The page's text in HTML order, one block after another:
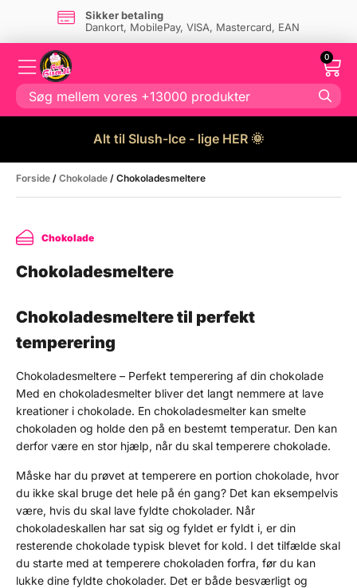
Dansk firma
- og eget lager i Danmark
0
Alt til Slush-Ice - lige HER 🌞
Forside / Chokolade / Chokoladesmeltere
Chokolade
Chokoladesmeltere
Chokoladesmeltere til perfekt
temperering
Chokoladesmeltere – Perfekt temperering af din chokolade
Med en chokoladesmelter bliver det langt nemmere at lave
kreationer i chokolade. En chokoladesmelter kan smelte
chokoladen og holde den på en bestemt temperatur. Den kan
derfor være en stor hjælp, når du skal temperere chokolade.
Måske har du prøvet at temperere en portion chokolade, hvor
du ikke skal bruge det hele på én gang? Det kan eksempelvis
være, hvis du skal lave fyldte chokolader. Når
chokoladeskallen har sat sig og fyldet er fyldt i, er din
resterende chokolade typisk blevet for kold. I det tilfælde skal
du starte med at temperere chokoladen forfra, før du kan
lukke dine fyldte chokolader. Det er både besværligt og